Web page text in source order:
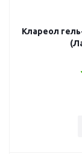
Клареол